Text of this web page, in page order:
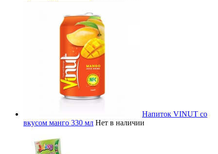
Напиток VINUT со
вкусом манго 330 мл Нет в наличии